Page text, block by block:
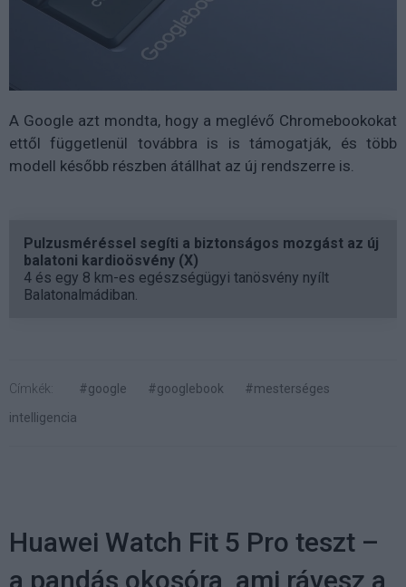
A Google azt mondta, hogy a meglévő Chromebookokat
ettől függetlenül továbbra is is támogatják, és több
modell később részben átállhat az új rendszerre is.
Pulzusméréssel segíti a biztonságos mozgást az új
balatoni kardioösvény (X)
4 és egy 8 km-es egészségügyi tanösvény nyílt
Balatonalmádiban.
Címkék: #google #googlebook
#mesterséges
intelligencia
Huawei Watch Fit 5 Pro teszt –
a pandás okosóra, ami rávesz a